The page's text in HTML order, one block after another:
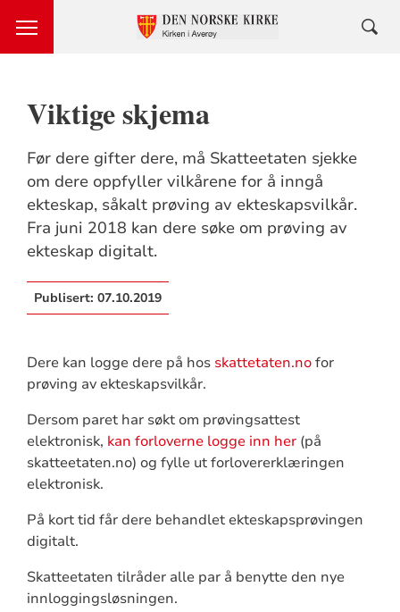
Viktige skjema
Før dere gifter dere, må Skatteetaten sjekke
om dere oppfyller vilkårene for å inngå
ekteskap, såkalt prøving av ekteskapsvilkår.
Fra juni 2018 kan dere søke om prøving av
ekteskap digitalt.
Publisert: 07.10.2019
Dere kan logge dere på hos skattetaten.nofor
prøving av ekteskapsvilkår.
Dersom paret har søkt om prøvingsattest
elektronisk, kan forloverne logge inn her(på
skatteetaten.no) og fylle ut forlovererklæringen
elektronisk.
På kort tid får dere behandlet ekteskapsprøvingen
digitalt.
Skatteetaten tilråder alle par å benytte den nye
innloggingsløsningen.